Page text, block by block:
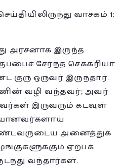
வாசகம் 1:
அரசனாக இருந்த
சேர்ந்த செக்கரியா
ஒருவர் இருந்தார்.
வழி வந்தவர்; அவர்
இருவரும் கடவுள்
அனைத்துக்
ஏற்பக்
வந்தார்கள்.